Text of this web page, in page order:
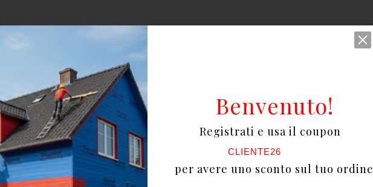
Registrati e usa il coupon
per avere uno sconto sul tuo ordine
CLIENTE26
Benvenuto!